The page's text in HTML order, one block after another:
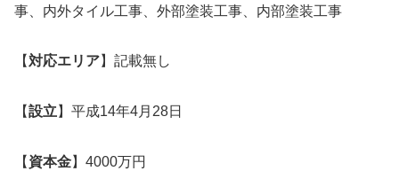
事、内外タイル工事、外部塗装工事、内部塗装工事
【対応エリア】記載無し
【設立 】平成14年4月28日
【 資本金】4000万円